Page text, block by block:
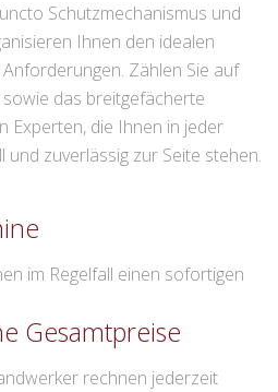
Schutzmechanismus und
Ihnen den idealen
Zählen Sie auf
das breitgefächerte
Experten, die Ihnen in jeder
und zuverlässig zur Seite stehen.
im Regelfall einen sofortigen
Gesamtpreise
rechnen jederzeit